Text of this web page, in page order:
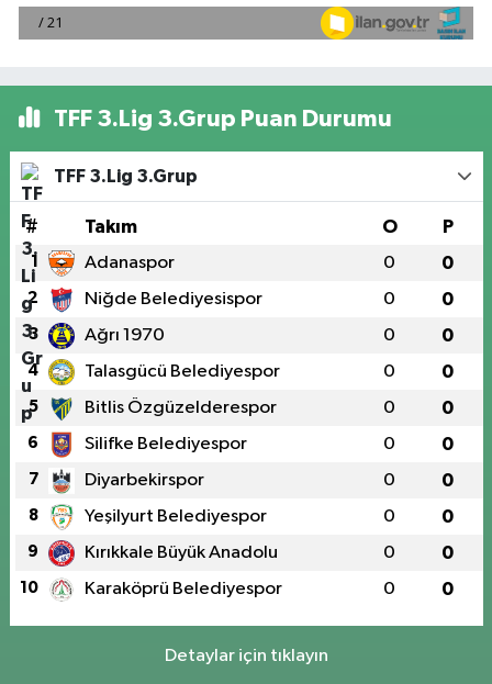
TFF 3.Lig 3.Grup Puan Durumu
TFF 3.Lig 3.Grup
# Takım O P
1 Adanaspor 0 0
2 Niğde Belediyesispor 0 0
3 Ağrı 1970 0 0
4 Talasgücü Belediyespor 0 0
5 Bitlis Özgüzelderespor 0 0
6 Silifke Belediyespor 0 0
7 Diyarbekirspor 0 0
8 Yeşilyurt Belediyespor 0 0
9 Kırıkkale Büyük Anadolu 0 0
10 Karaköprü Belediyespor 0 0
Detaylar için tıklayın